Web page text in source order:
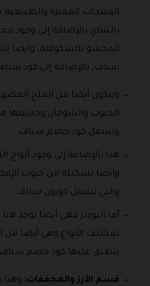
المنتجات المميزة
بالشاي بالإضافة إلى وجود
المحشو بالشكولاتة،
سناف، بالإضافة إلى كود
ويتكون أيضا من الملح
الحبوب والشوفان وجميعها
وتشمل كود خصم سناف.
هذا بالإضافة إلى وجود ألواح
وايضا تشكيلة من حبوب
والتي تشمل كوبون سناف.
أما النودلز فهي أيضا توجد
بمختلف الأنواع وهي أيضا من
ينطبق عليها كود خصم
قسم الأرز والمجففات: